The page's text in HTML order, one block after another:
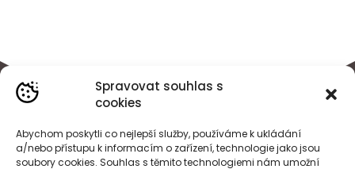
Spravovat souhlas s
cookies
Abychom poskytli co nejlepší služby, používáme k ukládání
a/nebo přístupu k informacím o zařízení, technologie jako jsou
soubory cookies. Souhlas s těmito technologiemi nám umožní